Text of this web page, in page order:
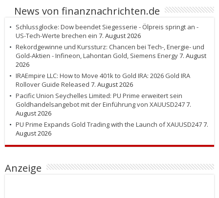
News von finanznachrichten.de
Schlussglocke: Dow beendet Siegesserie - Ölpreis springt an -
US-Tech-Werte brechen ein 7. August 2026
Rekordgewinne und Kurssturz: Chancen bei Tech-, Energie- und
Gold-Aktien - Infineon, Lahontan Gold, Siemens Energy7. August
2026
IRAEmpire LLC: How to Move 401k to Gold IRA: 2026 Gold IRA
Rollover Guide Released 7. August 2026
Pacific Union Seychelles Limited: PU Prime erweitert sein
Goldhandelsangebot mit der Einführung von XAUUSD2477.
August 2026
PU Prime Expands Gold Trading with the Launch of XAUUSD2477.
August 2026
Anzeige